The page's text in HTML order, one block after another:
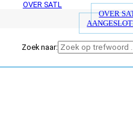
OVER SATL
OVER
Zoek naar: